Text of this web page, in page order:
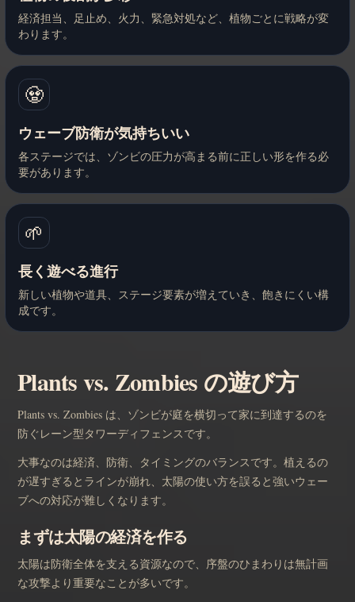
経済担当、足止め、火力、緊急対処など、植物ごとに戦略が変
わります。
🧟
ウェーブ防衛が気持ちいい
各ステージでは、ゾンビの圧力が高まる前に正しい形を作る必
要があります。
🌱
長く遊べる進行
新しい植物や道具、ステージ要素が増えていき、飽きにくい構
成です。
Plants vs. Zombies の遊び方
Plants vs. Zombies は、ゾンビが庭を横切って家に到達するのを
防ぐレーン型タワーディフェンスです。
大事なのは経済、防衛、タイミングのバランスです。植えるの
が遅すぎるとラインが崩れ、太陽の使い方を誤ると強いウェー
ブへの対応が難しくなります。
まずは太陽の経済を作る
太陽は防衛全体を支える資源なので、序盤のひまわりは無計画
な攻撃より重要なことが多いです。